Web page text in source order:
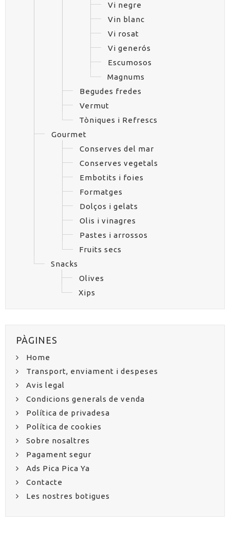
Vi negre
Vin blanc
Vi rosat
Vi generós
Escumosos
Magnums
Begudes fredes
Vermut
Tòniques i Refrescs
Gourmet
Conserves del mar
Conserves vegetals
Embotits i foies
Formatges
Dolços i gelats
Olis i vinagres
Pastes i arrossos
Fruits secs
Snacks
Olives
Xips
PÀGINES
Home
Transport, enviament i despeses
Avis legal
Condicions generals de venda
Política de privadesa
Política de cookies
Sobre nosaltres
Pagament segur
Ads Pica Pica Ya
Contacte
Les nostres botigues